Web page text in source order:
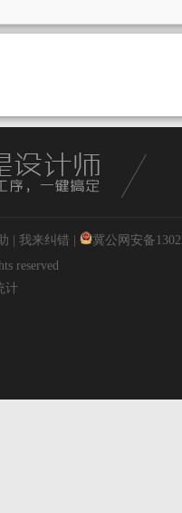
我来纠错
冀公网安备
reserved
计